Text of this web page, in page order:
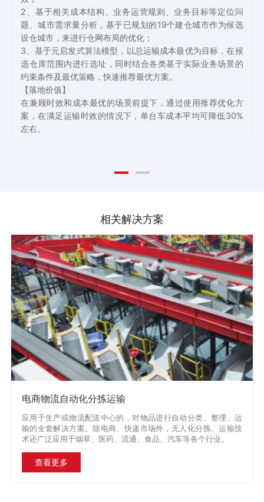
2、基于相关成本结构、业务运营规则、业务目标等定位问
题、城市需求量分析，基于已规划的19个建仓城市作为候选
设仓城市，来进行仓网布局的优化；
3、基于元启发式算法模型，以总运输成本最优为目标，在候
选仓库范围内进行选址，同时结合各类基于实际业务场景的
约束条件及最优策略，快速推荐最优方案。
【落地价值】
在兼顾时效和成本最优的场景前提下，通过使用推荐优化方
案，在满足运输时效的情况下，单台车成本平均可降低30%
左右。
相关解决方案
电商物流自动化分拣运输
应用于生产或物流配送中心的，对物品进行自动分类、整理、运
输的全套解决方案。除电商、快递市场外，无人化分拣、运输技
术还广泛应用于烟草、医药、流通、食品、汽车等各个行业。
查看更多